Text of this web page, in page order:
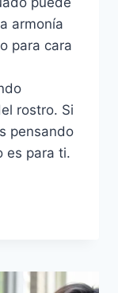
armonía
para cara
rostro. Si
pensando
es para ti.